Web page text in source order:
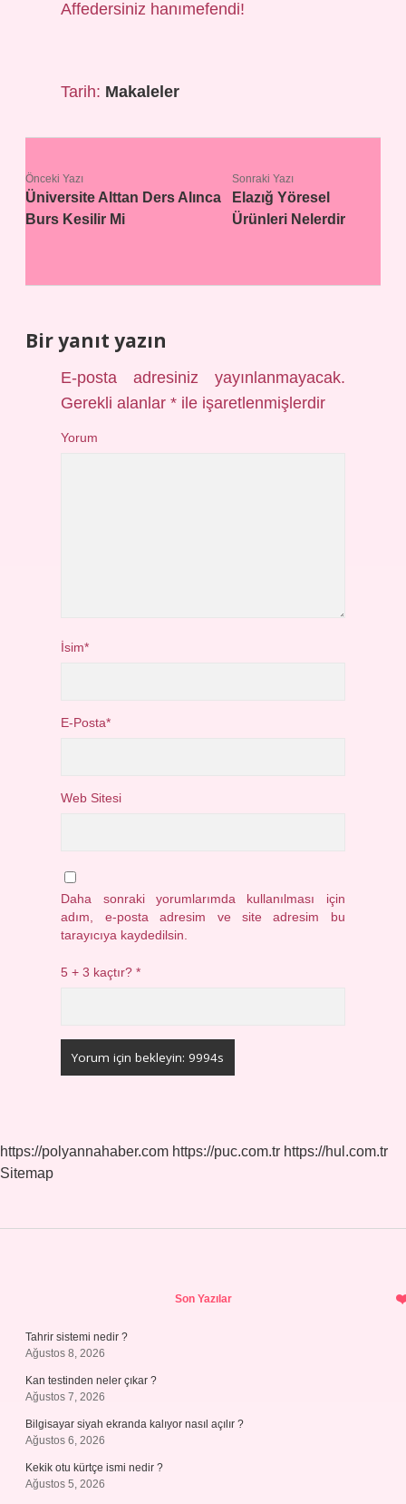
Affedersiniz hanımefendi!
Tarih: Makaleler
Önceki Yazı
Üniversite Alttan Ders Alınca
Burs Kesilir Mi
Sonraki Yazı
Elazığ Yöresel
Ürünleri Nelerdir
Bir yanıt yazın
E-posta adresiniz yayınlanmayacak.
Gerekli alanlar* ile işaretlenmişlerdir
Yorum
İsim*
E-Posta*
Web Sitesi
Daha sonraki yorumlarımda kullanılması için
adım, e-posta adresim ve site adresim bu
tarayıcıya kaydedilsin.
5 + 3 kaçtır?*
https://polyannahaber.com https://puc.com.tr https://hul.com.tr
Sitemap
Son Yazılar
Tahrir sistemi nedir ?
Ağustos 8, 2026
Kan testinden neler çıkar ?
Ağustos 7, 2026
Bilgisayar siyah ekranda kalıyor nasıl açılır ?
Ağustos 6, 2026
Kekik otu kürtçe ismi nedir ?
Ağustos 5, 2026